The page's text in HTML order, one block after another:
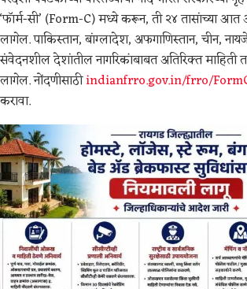
‘फॉर्म-सी’ (Form-C) मध्ये करून, ती २४ तासांच्या
लागेल. पाकिस्तान, बांग्लादेश, अफगाणिस्तान, चीन,
संवेदनशील देशांतील नागरिकांबाबत अतिरिक्त माहिती
लागेल. नोंदणीसाठीindianfrro.gov.in/frro/
करावा.